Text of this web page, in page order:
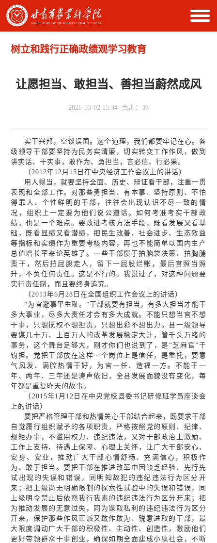
树立和践行正确政绩观学习教育
让愿担当、敢担当、善担当蔚然成风
2026-03-02 15:34 点击： 36
实干兴邦，空谈误国。这个道理，我们都要牢记在心。各
级领导干部要坚持为民务实清廉，切实转变工作作风，做到
讲实话、干实事，敢作为、勇担当，言必信、行必果。
（2012年12月15日在中央经济工作会议上的讲话）
用人得当，就要坚持全面、历史、辩证看干部，注重一贯
表现和全部工作。对那些勇担当、有本事、坚持原则、不怕
得罪人、个性鲜明的干部，往往会出现认识不尽一致的情
况，组织上一定要为他们说公道话。如何考准考实干部政
绩，也是一个难点。要改进考核方法手段，既看发展又看基
础，既看显绩又看潜绩，把民生改善、社会进步、生态效益
等指标和实绩作为重要考核内容，再也不能简单以国内生产
总值增长率来论英雄了。一些干部惯于拍脑袋决策、拍胸脯
蛮干，然后拍屁股走人，留下一屁股烂账，最后官照当照
升，不负任何责任。这是不行的。我说过了，对这种问题要
实行责任制，而且要终身追究。
（2013年6月28日在全国组织工作会议上的讲话）
“为官避事平生耻。”干部就要有担当，有多大担当才能干
多大事业，尽多大责任才会有多大成就。不能只想当官不想
干事，只想揽权不想担责，只想出彩不想出力。县一级领导
要谋几十万、上百万人的改革发展稳定大计，管千头万绪的
事务，这个舞台足够大，刚才你们也说到了，是“芝麻官”千
钧担。党把干部放在这样一个岗位上是信任，是重托，要意
气风发、满腔热情干好，为官一任、造福一方。不能干一
年、两年、三年还是涛声依旧，全县发展面貌没有变化，每
年都是重复昨天的故事。
（2015年1月12日在中央党校县委书记研修班学员座谈会
上的讲话）
要把严格管理干部和热情关心干部结合起来，既要求干部
自觉履行组织赋予的各项职责，严格按照党的原则、纪律、
规矩办事，不滥用权力、违纪违法，又对干部政治上激励、
工作上支持、待遇上保障、心理上关怀，让广大干部安心、
安身、安业，推动广大干部心情舒畅、充满信心，积极作
为、敢于担当。要把干部在推进改革中因缺乏经验、先行先
试出现的失误和错误，同明知故犯的违纪违法行为区分开
来；把上级尚无明确限制的探索性试验中的失误和错误，同
上级明令禁止后依然我行我素的违纪违法行为区分开来；把
为推动发展的无意过失，同为谋取私利的违纪违法行为区分
开来，保护那些作风正派又敢作敢为、锐意进取的干部，最
大限度调动广大干部的积极性、主动性、创造性，激励他们
更好带领群众干事创业，确保如期全面建成小康社会，不断